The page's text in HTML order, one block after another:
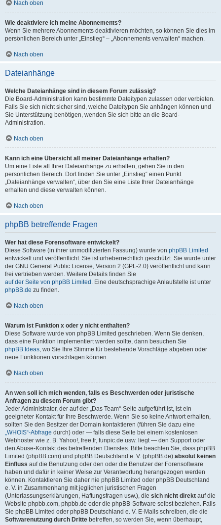
Nach oben
Wie deaktiviere ich meine Abonnements?
Wenn Sie mehrere Abonnements deaktivieren möchten, so können Sie dies im
persönlichen Bereich unter „Einstieg“ – „Abonnements verwalten“ machen.
Nach oben
Dateianhänge
Welche Dateianhänge sind in diesem Forum zulässig?
Die Board-Administration kann bestimmte Dateitypen zulassen oder verbieten.
Falls Sie sich nicht sicher sind, welche Dateitypen Sie anhängen können und
Sie Unterstützung benötigen, wenden Sie sich bitte an die Board-
Administration.
Nach oben
Kann ich eine Übersicht all meiner Dateianhänge erhalten?
Um eine Liste all Ihrer Dateianhänge zu erhalten, gehen Sie in den
persönlichen Bereich. Dort finden Sie unter „Einstieg“ einen Punkt
„Dateianhänge verwalten“, über den Sie eine Liste Ihrer Dateianhänge
erhalten und diese verwalten können.
Nach oben
phpBB betreffende Fragen
Wer hat diese Forensoftware entwickelt?
Diese Software (in ihrer unmodifizierten Fassung) wurde von phpBB Limited
entwickelt und veröffentlicht. Sie ist urheberrechtlich geschützt. Sie wurde unter
der GNU General Public License, Version 2 (GPL-2.0) veröffentlicht und kann
frei vertrieben werden. Weitere Details finden Sie
auf der Seite von phpBB Limited . Eine deutschsprachige Anlaufstelle ist unter
phpBB.de zu finden.
Nach oben
Warum ist Funktion x oder y nicht enthalten?
Diese Software wurde von phpBB Limited geschrieben. Wenn Sie denken,
dass eine Funktion implementiert werden sollte, dann besuchen Sie
phpBB Ideas, wo Sie Ihre Stimme für bestehende Vorschläge abgeben oder
neue Funktionen vorschlagen können.
Nach oben
An wen soll ich mich wenden, falls es Beschwerden oder juristische
Anfragen zu diesem Forum gibt?
Jeder Administrator, der auf der „Das Team“-Seite aufgeführt ist, ist ein
geeigneter Kontakt für Ihre Beschwerde. Wenn Sie so keine Antwort erhalten,
sollten Sie den Besitzer der Domain kontaktieren (führen Sie dazu eine
„WHOIS“-Abfrage durch) oder — falls diese Seite bei einem kostenlosen
Webhoster wie z. B. Yahoo!, free.fr, funpic.de usw. liegt — den Support oder
den Abuse-Kontakt des betreffenden Dienstes. Bitte beachten Sie, dass phpBB
Limited (phpBB.com) und phpBB Deutschland e. V. (phpBB.de) absolut keinen
Einfluss auf die Benutzung oder den oder die Benutzer der Forensoftware
haben und dafür in keiner Weise zur Verantwortung herangezogen werden
können. Kontaktieren Sie daher nie phpBB Limited oder phpBB Deutschland
e. V. in Zusammenhang mit jeglichen juristischen Fragen
(Unterlassungserklärungen, Haftungsfragen usw.), die sich nicht direkt auf die
Website phpbb.com, phpbb.de oder die phpBB-Software selbst beziehen. Falls
Sie phpBB Limited oder phpBB Deutschland e. V. E-Mails schreiben, die die
Softwarenutzung durch Dritte betreffen, so werden Sie, wenn überhaupt,